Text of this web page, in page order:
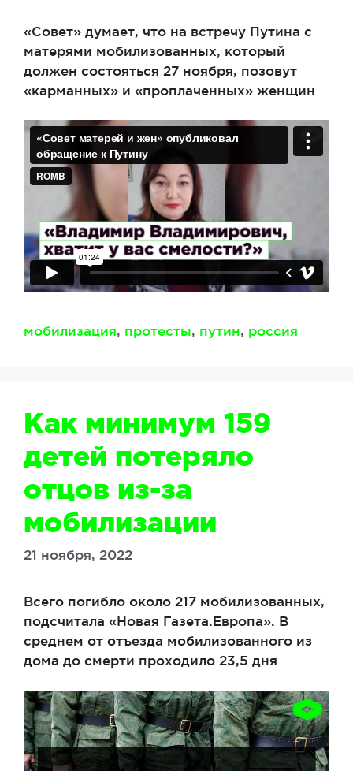
«Совет» думает, что на встречу Путина с
матерями мобилизованных, который
должен состояться 27 ноября, позовут
«карманных» и «проплаченных» женщин
Метки
мобилизация, протесты, путин, россия
Как минимум 159
детей потеряло
отцов из-за
мобилизации
21 ноября, 2022
Всего погибло около 217 мобилизованных,
подсчитала «Новая Газета.Европа». В
среднем от отъезда мобилизованного из
дома до смерти проходило 23,5 дня